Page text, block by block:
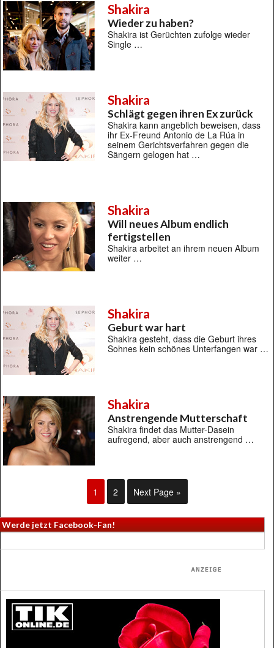
Shakira
Wieder zu haben?
Shakira ist Gerüchten zufolge wieder
Single …
Shakira
Schlägt gegen ihren Ex zurück
Shakira kann angeblich beweisen, dass
ihr Ex-Freund Antonio de La Rúa in
seinem Gerichtsverfahren gegen die
Sängern gelogen hat …
Shakira
Will neues Album endlich
fertigstellen
Shakira arbeitet an ihrem neuen Album
weiter …
Shakira
Geburt war hart
Shakira gesteht, dass die Geburt ihres
Sohnes kein schönes Unterfangen war …
Shakira
Anstrengende Mutterschaft
Shakira findet das Mutter-Dasein
aufregend, aber auch anstrengend …
1 2 Next Page »
Werde jetzt Facebook-Fan!